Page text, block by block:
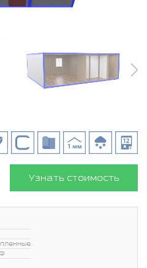
Узнать стоимость